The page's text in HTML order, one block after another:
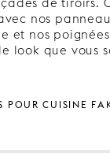
nos
et nos
look que vous
pour cuisine